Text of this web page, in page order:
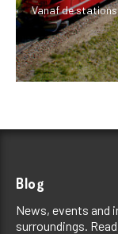
Vanaf de stations
Blog
News, events and
surroundings.